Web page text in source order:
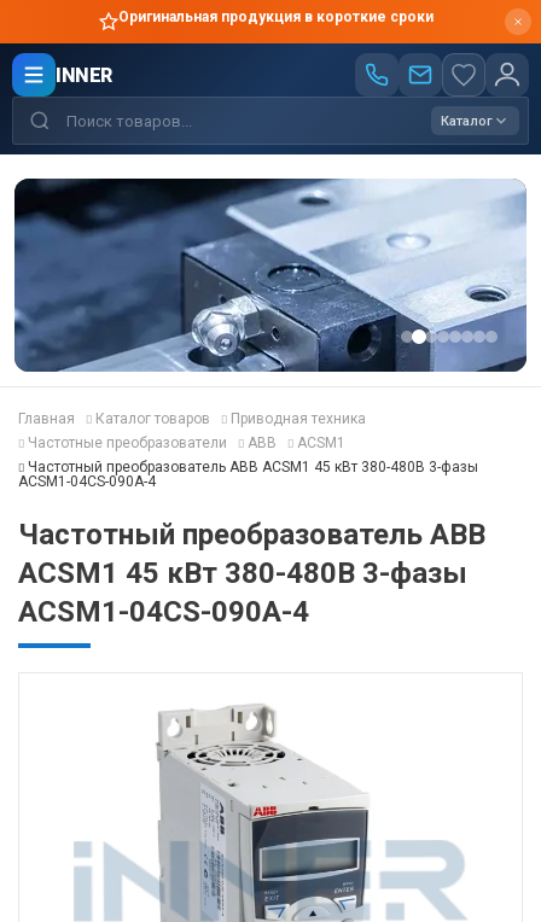
Оригинальная продукция в короткие сроки
INNER
Каталог
Главная Каталог товаров
Приводная техника
Частотные преобразователи
ABB
ACSM1
Частотный преобразователь ABB ACSM1 45 кВт 380-480В 3-фазы
ACSM1-04CS-090A-4
Частотный преобразователь ABB
ACSM1 45 кВт 380-480В 3-фазы
ACSM1-04CS-090A-4